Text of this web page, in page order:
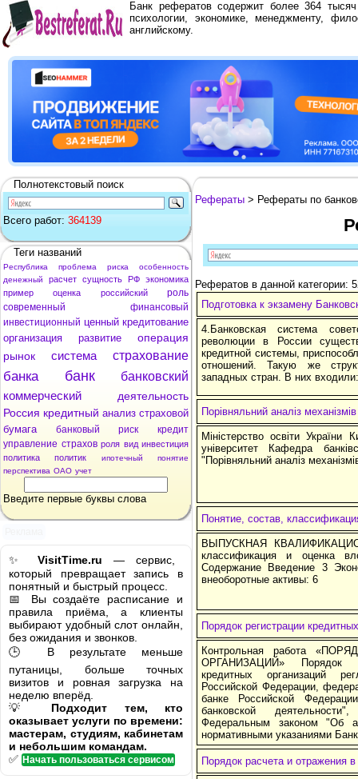
Банк рефератов содержит более 364
психологии, экономике, менеджменту,
английскому.
Полнотекстовый поиск
Всего работ: 364139
Теги названий
Республика проблема риска
особенность
денежный
расчет сущность РФ экономика
пример
оценка российский
роль
современный
финансовый
инвестиционный ценный кредитование
организация
развитие
операция
рынок
система страхование
банка банк
банковский
коммерческий
деятельность
Россия кредитный анализ страховой
бумага
банковый риск
кредит
управление страхов роля вид инвестиция
политика
политик ипотечный
понятие
перспектива ОАО учет
Введите первые буквы слова
✨ VisitTime.ru — сервис,
который превращает запись в
понятный и быстрый процесс.
📅 Вы создаёте расписание и
правила приёма, а клиенты
выбирают удобный слот онлайн,
без ожидания и звонков.
🕒 В результате меньше
путаницы, больше точных
визитов и ровная загрузка на
неделю вперёд.
💡 Подходит тем, кто
оказывает услуги по времени:
мастерам, студиям, кабинетам
и небольшим командам.
✅ Начать пользоваться сервисом
Рефераты > Рефераты по
Рефератов в данной категории:
Подготовка к экзамену
4.Банковская система
революции в России
кредитной системы,
отношений. Такую же
западных стран. В них входили:
Порівняльний аналіз
Міністерство освіти України
університет Кафедра
"Порівняльний аналіз
Понятие, состав,
ВЫПУСКНАЯ
классификация и оценка
Содержание Введение 3
внеоборотные активы: 6
Порядок регистрации
Контрольная работа
ОРГАНИЗАЦИЙ» Порядок
кредитных организаций
Российской Федерации,
банке Российской
банковской
Федеральным законом "Об
нормативными указаниями
Порядок расчета и отражения